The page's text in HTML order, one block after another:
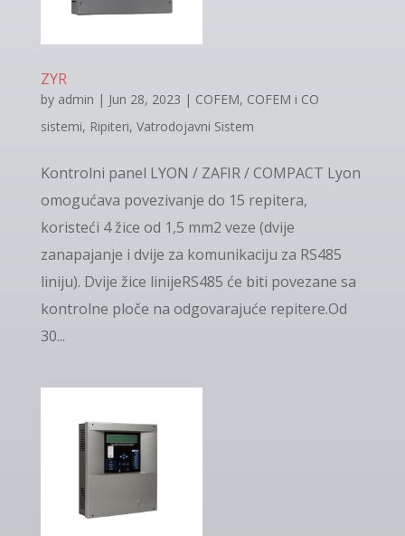
ZYR
by admin | Jun 28, 2023 | COFEM, COFEM i CO
sistemi, Ripiteri, Vatrodojavni Sistem
Kontrolni panel LYON / ZAFIR / COMPACT Lyon
omogućava povezivanje do 15 repitera,
koristeći 4 žice od 1,5 mm2 veze (dvije
zanapajanje i dvije za komunikaciju za RS485
liniju). Dvije žice linijeRS485 će biti povezane sa
kontrolne ploče na odgovarajuće repitere.Od
30...